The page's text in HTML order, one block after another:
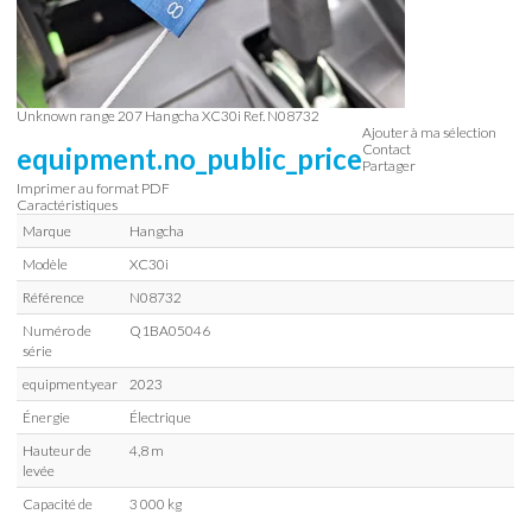
Unknown range 207 HangchaXC30i Ref. N08732
equipment.no_public_price
Ajouter à ma sélection
Contact
Partager
Imprimer au format PDF
Caractéristiques
Marque
Hangcha
Modèle
XC30i
Référence
N08732
Numéro de
série
Q1BA05046
equipment.year
2023
Énergie
Électrique
Hauteur de
levée
4,8 m
Capacité de
3 000 kg